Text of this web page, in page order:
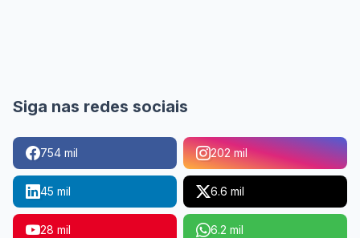
Siga nas redes sociais
754 mil 202 mil
45 mil 6.6 mil
28 mil 6.2 mil